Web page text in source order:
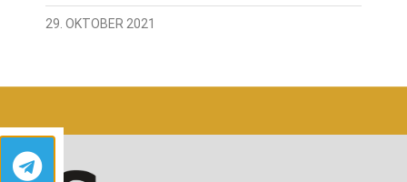
29. OKTOBER 2021